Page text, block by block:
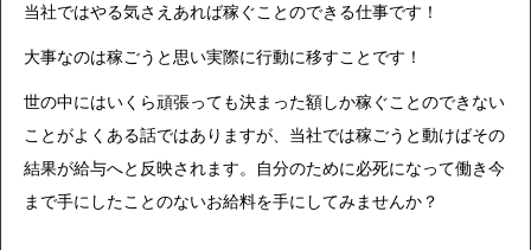
当社ではやる気さえあれば稼ぐことのできる仕事です！
大事なのは稼ごうと思い実際に行動に移すことです！
世の中にはいくら頑張っても決まった額しか稼ぐことのできない
ことがよくある話ではありますが、当社では稼ごうと動けばその
結果が給与へと反映されます。自分のために必死になって働き今
まで手にしたことのないお給料を手にしてみませんか？